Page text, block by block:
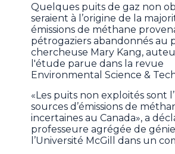
Quelques puits de gaz non
seraient à l’origine de la
émissions de méthane
pétrogaziers abandonnés au
chercheuse Mary Kang,
l'étude parue dans la revue
Environmental Science &
«Les puits non exploités sont
sources d’émissions de
incertaines au Canada», a
professeure agrégée de
l’Université McGill dans un